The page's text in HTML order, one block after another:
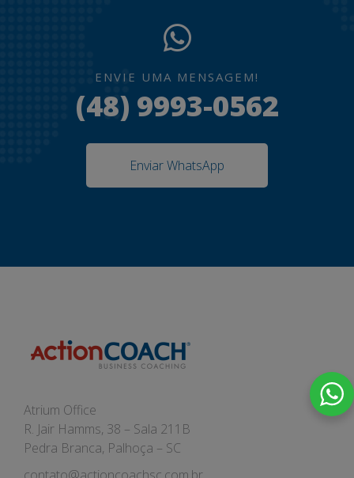
ENVIE UMA MENSAGEM!
(48) 9993-0562
Enviar WhatsApp
Atrium Office
R. Jair Hamms, 38 – Sala 211B
Pedra Branca, Palhoça – SC